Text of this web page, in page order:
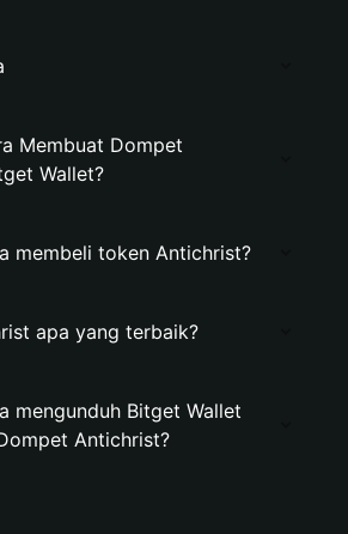
Membuat Dompet
Wallet?
membeli token Antichrist?
apa yang terbaik?
mengunduh Bitget Wallet
Antichrist?